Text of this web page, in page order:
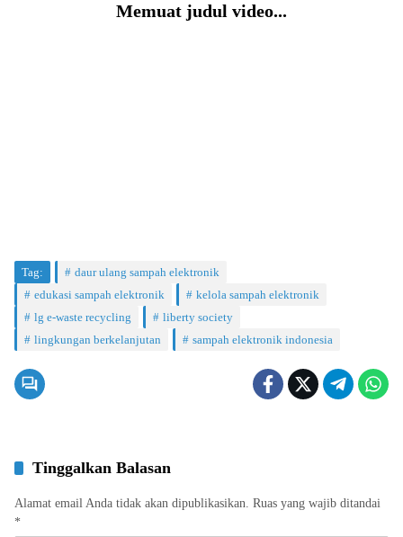
Memuat judul video...
Tag:
daur ulang sampah elektronik
edukasi sampah elektronik
kelola sampah elektronik
lg e-waste recycling
liberty society
lingkungan berkelanjutan
sampah elektronik indonesia
Tinggalkan Balasan
Alamat email Anda tidak akan dipublikasikan. Ruas yang wajib ditandai
*